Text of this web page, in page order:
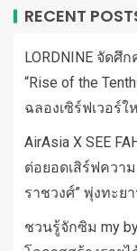
RECENT
LORDNINE จัดศึ
“Rise of the
ฉลองเซิร์ฟเวอร์ใ
AirAsia X SEE
ต่อยอดเสิร์ฟควา
ราชวงศ์” พุ่งทะย
ชวนรู้จักซิม my